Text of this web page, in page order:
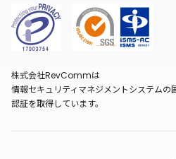
株式会社RevCommは
情報セキュリティマネジメントシステム
認証を取得しています。